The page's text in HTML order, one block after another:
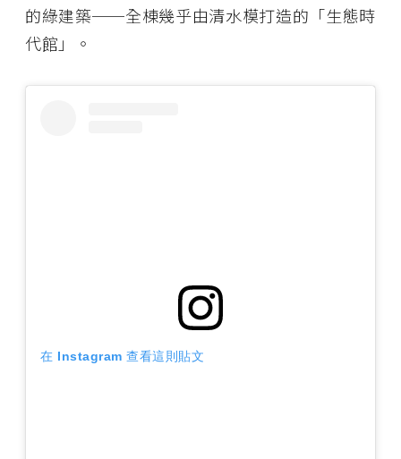
的綠建築──全棟幾乎由清水模打造的「生態時
代館」。
在 Instagram 查看這則貼文